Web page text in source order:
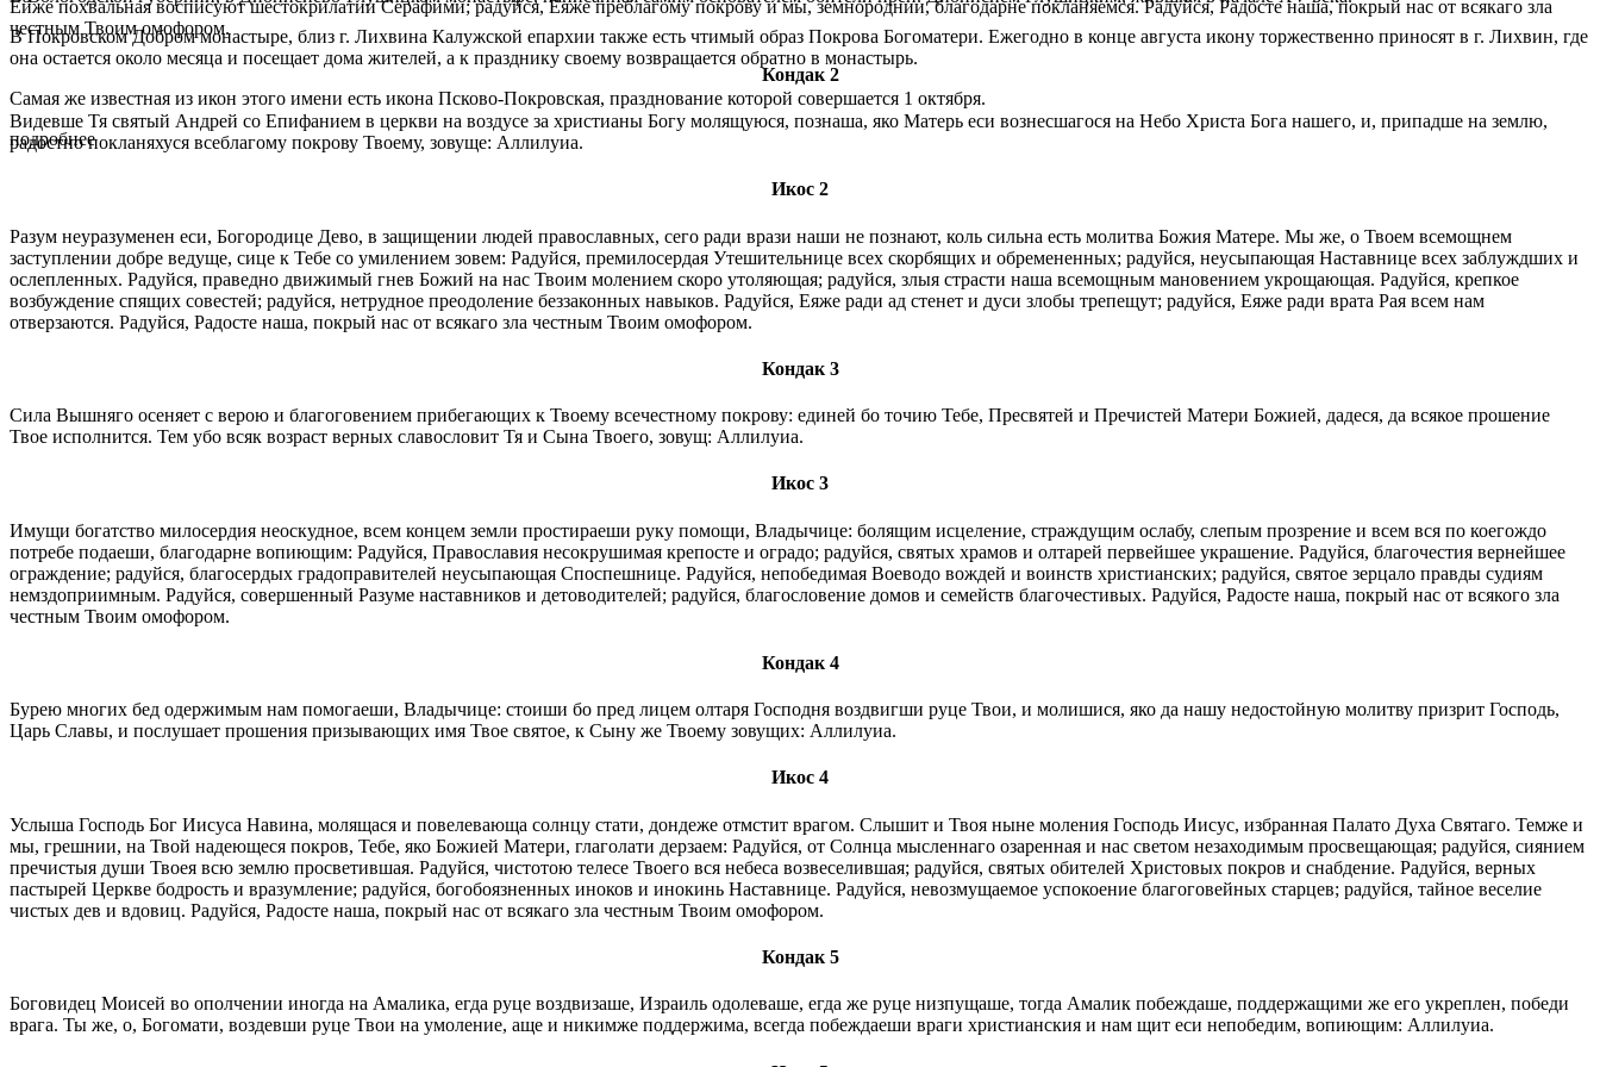
В По­кров­ском Доб­ром мо­на­сты­ре, близ г. Лих­ви­на Ка­луж­ской епар­хии так­же есть чти­мый об­раз По­кро­ва Бо­го­ма­те­ри. Еже­год­но в кон­це ав­гу­ста ико­ну тор­же­ствен­но при­но­сят в г. Лих­вин, где
она оста­ет­ся око­ло ме­ся­ца и по­се­ща­ет до­ма жи­те­лей, а к празд­ни­ку сво­е­му воз­вра­ща­ет­ся об­рат­но в мо­на­стырь.
Са­мая же из­вест­ная из икон это­го име­ни есть ико­на Пско­во-По­кров­ская, празд­но­ва­ние ко­то­рой со­вер­ша­ет­ся 1 ок­тяб­ря.
подробнее
Ейже похвальная восписуют шестокрилатии Серафими; радуйся, Еяже преблагому покрову и мы, земнороднии, благодарне покланяемся. Радуйся, Радосте наша, покрый нас от всякаго зла
честным Твоим омофором.
Кондак 2
Видевше Тя святый Андрей со Епифанием в церкви на воздусе за христианы Богу молящуюся, познаша, яко Матерь еси вознесшагося на Небо Христа Бога нашего, и, припадше на землю,
радостно покланяхуся всеблагому покрову Твоему, зовуще: Аллилуиа.
Икос 2
Разум неуразуменен еси, Богородице Дево, в защищении людей православных, сего ради врази наши не познают, коль сильна есть молитва Божия Матере. Мы же, о Твоем всемощнем
заступлении добре ведуще, сице к Тебе со умилением зовем: Радуйся, премилосердая Утешительнице всех скорбящих и обремененных; радуйся, неусыпающая Наставнице всех заблуждших и
ослепленных. Радуйся, праведно движимый гнев Божий на нас Твоим молением скоро утоляющая; радуйся, злыя страсти наша всемощным мановением укрощающая. Радуйся, крепкое
возбуждение спящих совестей; радуйся, нетрудное преодоление беззаконных навыков. Радуйся, Еяже ради ад стенет и дуси злобы трепещут; радуйся, Еяже ради врата Рая всем нам
отверзаются. Радуйся, Радосте наша, покрый нас от всякаго зла честным Твоим омофором.
Кондак 3
Сила Вышняго осеняет с верою и благоговением прибегающих к Твоему всечестному покрову: единей бо точию Тебе, Пресвятей и Пречистей Матери Божией, дадеся, да всякое прошение
Твое исполнится. Тем убо всяк возраст верных славословит Тя и Сына Твоего, зовущ: Аллилуиа.
Икос 3
Имущи богатство милосердия неоскудное, всем концем земли простираеши руку помощи, Владычице: болящим исцеление, страждущим ослабу, слепым прозрение и всем вся по коегождо
потребе подаеши, благодарне вопиющим: Радуйся, Православия несокрушимая крепосте и оградо; радуйся, святых храмов и олтарей первейшее украшение. Радуйся, благочестия вернейшее
ограждение; радуйся, благосердых градоправителей неусыпающая Споспешнице. Радуйся, непобедимая Воеводо вождей и воинств христианских; радуйся, святое зерцало правды судиям
немздоприимным. Радуйся, совершенный Разуме наставников и детоводителей; радуйся, благословение домов и семейств благочестивых. Радуйся, Радосте наша, покрый нас от всякого зла
честным Твоим омофором.
Кондак 4
Бурею многих бед одержимым нам помогаеши, Владычице: стоиши бо пред лицем олтаря Господня воздвигши руце Твои, и молишися, яко да нашу недостойную молитву призрит Господь,
Царь Славы, и послушает прошения призывающих имя Твое святое, к Сыну же Твоему зовущих: Аллилуиа.
Икос 4
Услыша Господь Бог Иисуса Навина, молящася и повелевающа солнцу стати, дондеже отмстит врагом. Слышит и Твоя ныне моления Господь Иисус, избранная Палато Духа Святаго. Темже и
мы, грешнии, на Твой надеющеся покров, Тебе, яко Божией Матери, глаголати дерзаем: Радуйся, от Солнца мысленнаго озаренная и нас светом незаходимым просвещающая; радуйся, сиянием
пречистыя души Твоея всю землю просветившая. Радуйся, чистотою телесе Твоего вся небеса возвеселившая; радуйся, святых обителей Христовых покров и снабдение. Радуйся, верных
пастырей Церкве бодрость и вразумление; радуйся, богобоязненных иноков и инокинь Наставнице. Радуйся, невозмущаемое успокоение благоговейных старцев; радуйся, тайное веселие
чистых дев и вдовиц. Радуйся, Радосте наша, покрый нас от всякаго зла честным Твоим омофором.
Кондак 5
Боговидец Моисей во ополчении иногда на Амалика, егда руце воздвизаше, Израиль одолеваше, егда же руце низпущаше, тогда Амалик побеждаше, поддержащими же его укреплен, победи
врага. Ты же, о, Богомати, воздевши руце Твои на умоление, аще и никимже поддержима, всегда побеждаеши враги христианския и нам щит еси непобедим, вопиющим: Аллилуиа.